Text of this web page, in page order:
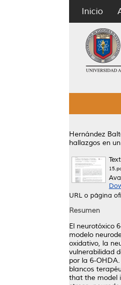
Inicio
Hernández
hallazgos en
URL o página
Resumen
El neurotóxico
modelo
oxidativo, la
vulnerabilidad
por la 6-
blancos
that the model